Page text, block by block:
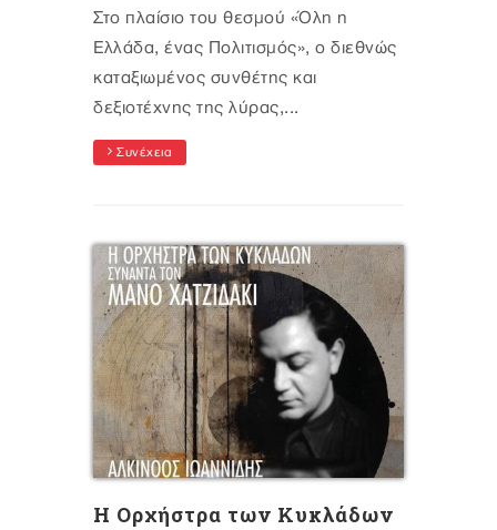
Στο πλαίσιο του θεσμού «Όλη η
Ελλάδα, ένας Πολιτισμός», ο διεθνώς
καταξιωμένος συνθέτης και
δεξιοτέχνης της λύρας,...
Συνέχεια
H Oρχήστρα των Κυκλάδων